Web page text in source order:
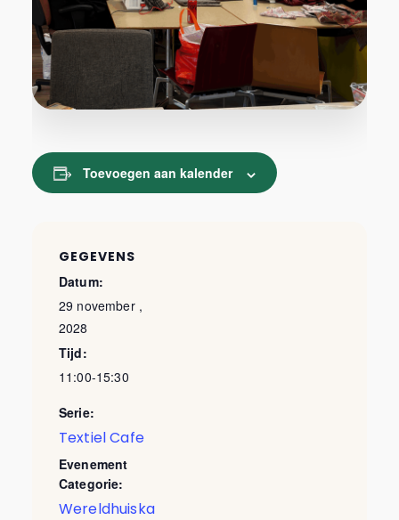
Toevoegen aan kalender
GEGEVENS
Datum:
29 november ,
2028
Tijd:
11:00-15:30
Serie:
Textiel Cafe
Evenement
Categorie:
Wereldhuiska